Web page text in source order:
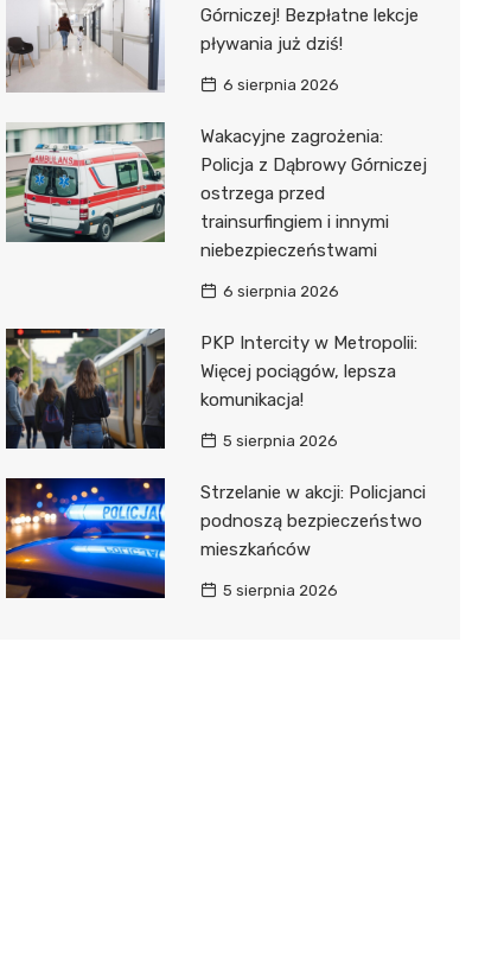
Górniczej! Bezpłatne lekcje
pływania już dziś!
6 sierpnia 2026
Wakacyjne zagrożenia:
Policja z Dąbrowy Górniczej
ostrzega przed
trainsurfingiem i innymi
niebezpieczeństwami
6 sierpnia 2026
PKP Intercity w Metropolii:
Więcej pociągów, lepsza
komunikacja!
5 sierpnia 2026
Strzelanie w akcji: Policjanci
podnoszą bezpieczeństwo
mieszkańców
5 sierpnia 2026